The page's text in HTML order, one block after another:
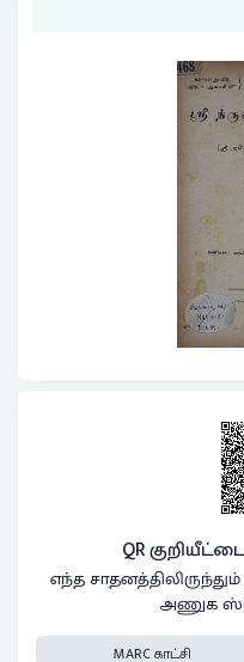
QR
எந்த
அணுக
MARC காட்சி